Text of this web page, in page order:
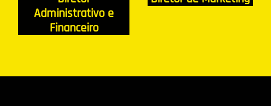
Administrativo e
Financeiro